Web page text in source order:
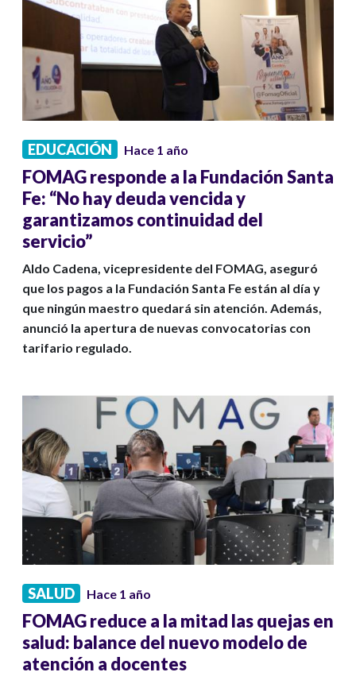
EDUCACIÓN Hace 1 año
FOMAG responde a la Fundación Santa
Fe: “No hay deuda vencida y
garantizamos continuidad del
servicio”
Aldo Cadena, vicepresidente del FOMAG, aseguró
que los pagos a la Fundación Santa Fe están al día y
que ningún maestro quedará sin atención. Además,
anunció la apertura de nuevas convocatorias con
tarifario regulado.
SALUD Hace 1 año
FOMAG reduce a la mitad las quejas en
salud: balance del nuevo modelo de
atención a docentes